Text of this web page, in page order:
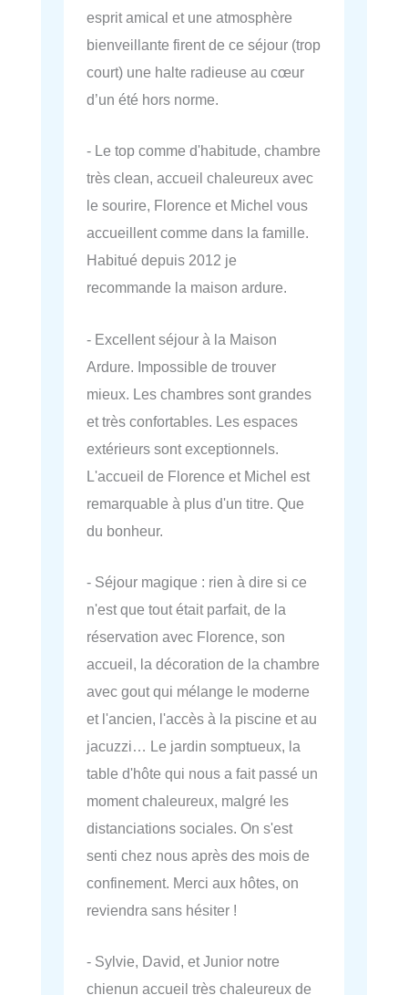
esprit amical et une atmosphère
bienveillante firent de ce séjour (trop
court) une halte radieuse au cœur
d’un été hors norme.
- Le top comme d'habitude, chambre
très clean, accueil chaleureux avec
le sourire, Florence et Michel vous
accueillent comme dans la famille.
Habitué depuis 2012 je
recommande la maison ardure.
- Excellent séjour à la Maison
Ardure. Impossible de trouver
mieux. Les chambres sont grandes
et très confortables. Les espaces
extérieurs sont exceptionnels.
L'accueil de Florence et Michel est
remarquable à plus d'un titre. Que
du bonheur.
- Séjour magique : rien à dire si ce
n'est que tout était parfait, de la
réservation avec Florence, son
accueil, la décoration de la chambre
avec gout qui mélange le moderne
et l'ancien, l'accès à la piscine et au
jacuzzi… Le jardin somptueux, la
table d'hôte qui nous a fait passé un
moment chaleureux, malgré les
distanciations sociales. On s'est
senti chez nous après des mois de
confinement. Merci aux hôtes, on
reviendra sans hésiter !
- Sylvie, David, et Junior notre
chienun accueil très chaleureux de